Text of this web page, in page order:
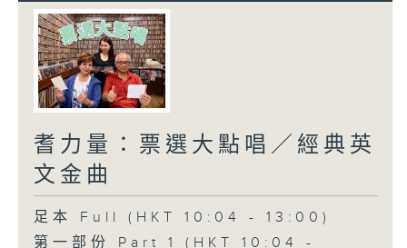
耆力量：票選大點唱／經典英
文金曲
足本 Full (HKT 10:04 - 13:00)
第一部份 Part 1 (HKT 10:04 -